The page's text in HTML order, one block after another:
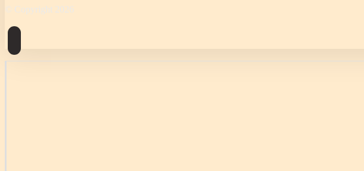
© Copyright 2026